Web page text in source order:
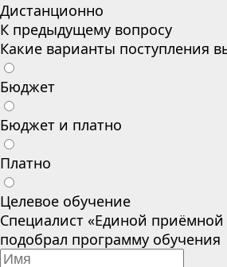
Дистанционно
К предыдущему вопросу
Какие варианты поступления
Бюджет
Бюджет и платно
Платно
Целевое обучение
Специалист «Единой
подобрал программу обучения